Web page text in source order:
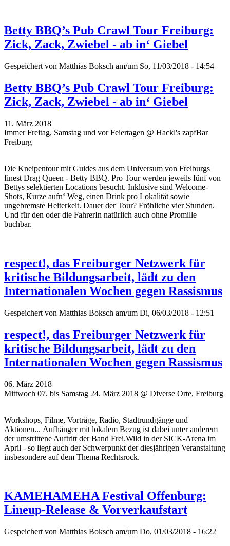
Betty BBQ’s Pub Crawl Tour Freiburg:
Zick, Zack, Zwiebel - ab in‘ Giebel
Gespeichert von Matthias Boksch am/um So, 11/03/2018 - 14:54
Betty BBQ’s Pub Crawl Tour Freiburg:
Zick, Zack, Zwiebel - ab in‘ Giebel
11. März 2018
Immer Freitag, Samstag und vor Feiertagen @ Hackl's zapfBar
Freiburg
Die Kneipentour mit Guides aus dem Universum von Freiburgs
finest Drag Queen - Betty BBQ. Pro Tour werden jeweils fünf von
Bettys selektierten Locations besucht. Inklusive sind Welcome-
Shots, Kurze aufn‘ Weg, einen Drink pro Lokalität sowie
ungebremste Heiterkeit. Dauer der Tour? Fröhliche vier Stunden.
Und für den oder die FahrerIn natürlich auch ohne Promille
buchbar.
respect!, das Freiburger Netzwerk für
kritische Bildungsarbeit, lädt zu den
Internationalen Wochen gegen Rassismus
Gespeichert von Matthias Boksch am/um Di, 06/03/2018 - 12:51
respect!, das Freiburger Netzwerk für
kritische Bildungsarbeit, lädt zu den
Internationalen Wochen gegen Rassismus
06. März 2018
Mittwoch 07. bis Samstag 24. März 2018 @ Diverse Orte, Freiburg
Workshops, Filme, Vorträge, Radio, Stadtrundgänge und
Aktionen... Aufhänger mit lokalem Bezug ist dabei unter anderem
der umstrittene Auftritt der Band Frei.Wild in der SICK-Arena im
April - so liegt auch der Schwerpunkt der diesjährigen Veranstaltung
insbesondere auf dem Thema Rechtsrock.
KAMEHAMEHA Festival Offenburg:
Lineup-Release & Vorverkaufstart
Gespeichert von Matthias Boksch am/um Do, 01/03/2018 - 16:22